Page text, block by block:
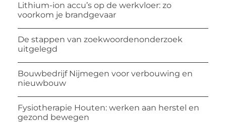
Lithium-ion accu’s op de werkvloer: zo
voorkom je brandgevaar
De stappen van zoekwoordenonderzoek
uitgelegd
Bouwbedrijf Nijmegen voor verbouwing en
nieuwbouw
Fysiotherapie Houten: werken aan herstel en
gezond bewegen